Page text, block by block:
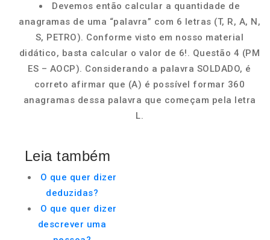
Devemos então calcular a quantidade de
anagramas de uma “palavra” com 6 letras (T, R, A, N,
S, PETRO). Conforme visto em nosso material
didático, basta calcular o valor de 6!. Questão 4 (PM
ES – AOCP). Considerando a palavra SOLDADO, é
correto afirmar que (A) é possível formar 360
anagramas dessa palavra que começam pela letra
L.
Leia também
O que quer dizer
deduzidas?
O que quer dizer
descrever uma